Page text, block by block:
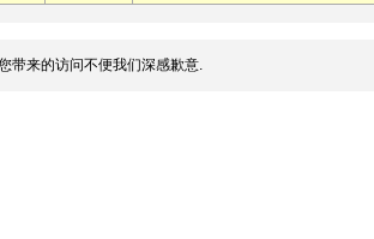
带来的访问不便我们深感歉意.